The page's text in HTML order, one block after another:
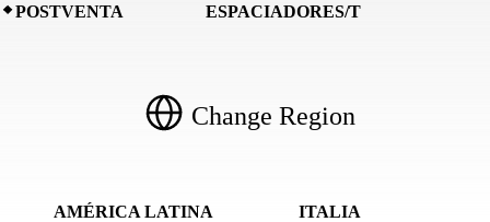
POSTVENTA
ESPACIADORES/T
Change Region
AMÉRICA LATINA
ITALIA